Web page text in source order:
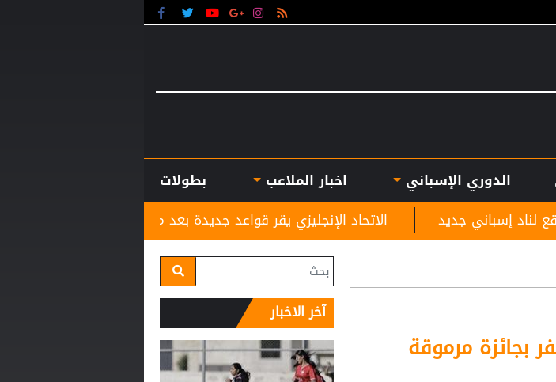
الدوري الإسباني اخبار الملاعب
بطولات
الاتحاد الإنجليزي يقر قواعد جديدة بعد مأساة وفاة لاعب شاب
بجائزة مرموقة
آخر الاخبار